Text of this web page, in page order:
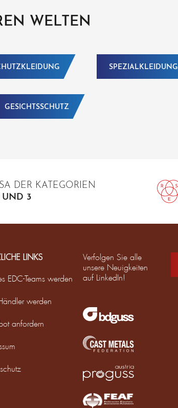
WELTEN
SPEZIALKLEIDUNG
GESICHTSSCHUTZ
DER KATEGORIEN
UND 3
LINKS
EDC-Teams werden
werden
anfordern
Verfolgen Sie alle
unsere Neuigkeiten
auf LinkedIn!